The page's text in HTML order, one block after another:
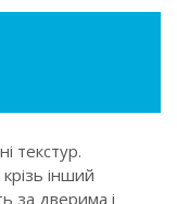
текстур.
інший
за дверима і